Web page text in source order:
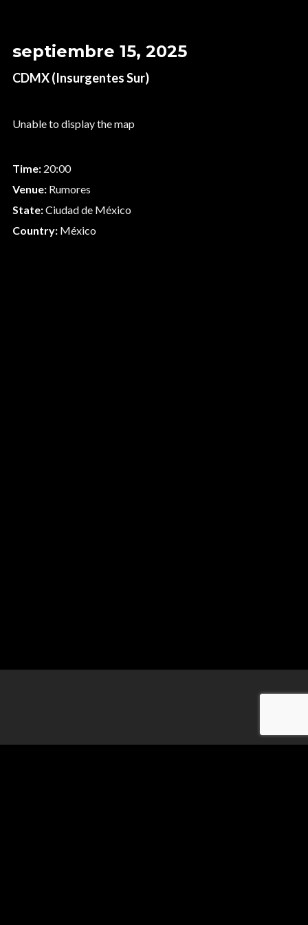
septiembre 15, 2025
CDMX (Insurgentes Sur)
Unable to display the map
Time:20:00
Venue:Rumores
State:Ciudad de México
Country:México